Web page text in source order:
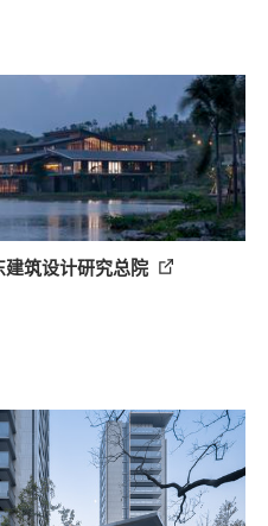
建筑设计研究总院